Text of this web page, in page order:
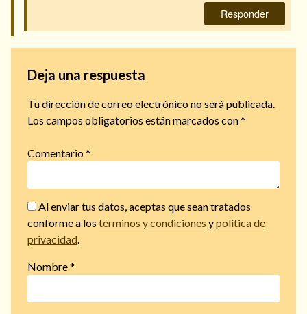
Responder
Deja una respuesta
Tu dirección de correo electrónico no será publicada.
Los campos obligatorios están marcados con*
Comentario*
Al enviar tus datos, aceptas que sean tratados
conforme a los términos y condiciones ypolítica de
privacidad.
Nombre*